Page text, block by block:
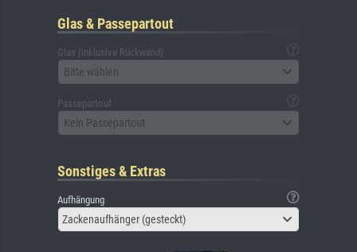
Glas & Passepartout
Glas (inklusive Rückwand)
Bitte wählen
Passepartout
Kein Passepartout
Sonstiges & Extras
Aufhängung
Zackenaufhänger (gesteckt)